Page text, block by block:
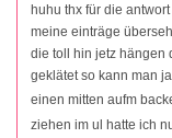
huhu thx für die antwort
meine einträge
die toll hin jetz hängen
geklätet so kann man
einen mitten aufm
ziehen im ul hatte ich